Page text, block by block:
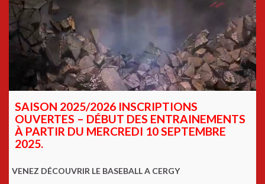
SAISON 2025/2026 INSCRIPTIONS
OUVERTES – DÉBUT DES ENTRAINEMENTS
À PARTIR DU MERCREDI 10 SEPTEMBRE
2025.
VENEZ DÉCOUVRIR LE BASEBALL A CERGY